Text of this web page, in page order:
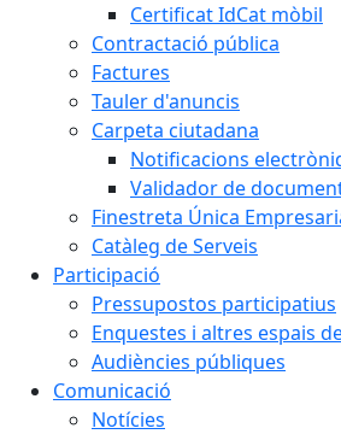
Certificat IdCat mòbil
Contractació pública
Factures
Tauler d'anuncis
Carpeta ciutadana
Notificacions
Validador de
Finestreta Única
Catàleg de Serveis
Participació
Pressupostos participatius
Enquestes i altres espais
Audiències públiques
Comunicació
Notícies